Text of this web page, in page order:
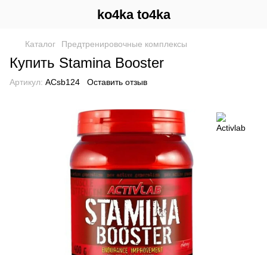
ko4ka to4ka
Каталог Предтренировочные комплексы
Купить Stamina Booster
Артикул: ACsb124 Оставить отзыв